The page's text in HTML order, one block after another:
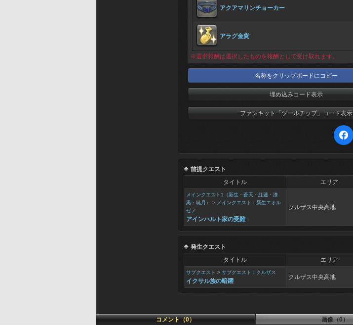
アクアマリンチョーカー
アラグ金貨
※選択報酬は選択したものを報酬として受け取れます。
名称をクリップボードにコピー
埋め込みコード表示
ファンキット「ツールチップ」コード表示
前提クエスト
タイトル
エリア
メインクエスト1（新生・蒼天・紅蓮・漆
黒・暁月）
> メインクエスト：新生エオル
ゼア
アインハルト家の受難
クルザス中央高地
発生クエスト
タイトル
エリア
サブクエスト > サブクエスト：クルザス
イクサル族の暗躍
クルザス中央高地
コメント（0） 画像（0）